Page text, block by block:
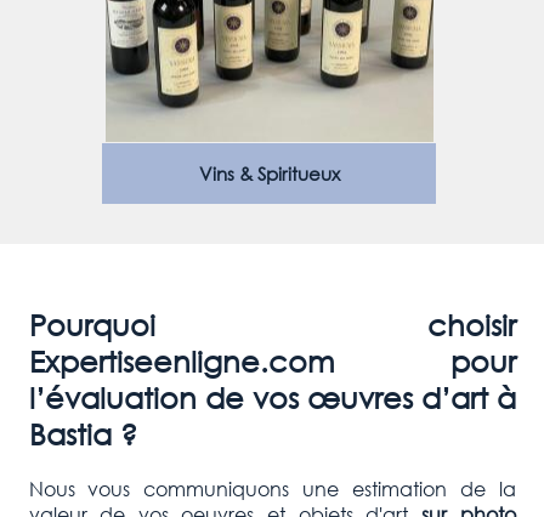
Vins & Spiritueux
Pourquoi choisir
Expertiseenligne.com pour
l’évaluation de vos œuvres d’art à
Bastia ?
Nous vous communiquons une estimation de la